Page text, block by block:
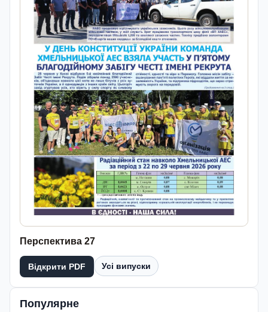
Перспектива 27
Відкрити PDF Усі випуски
Популярне